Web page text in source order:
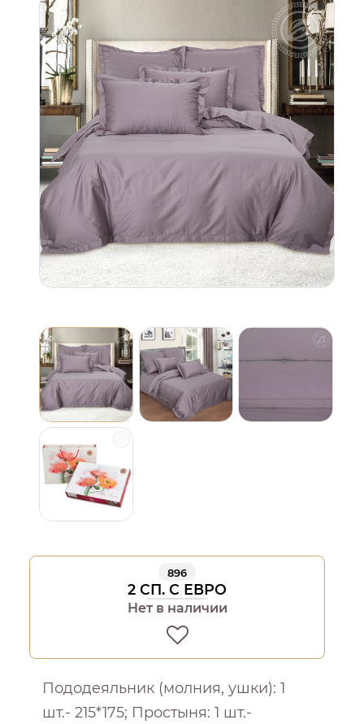
896
2 СП. С ЕВРО
Нет в наличии
Пододеяльник (молния, ушки): 1
шт.- 215*175; Простыня: 1 шт.-